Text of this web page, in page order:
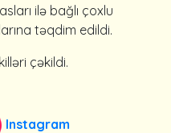
ilə bağlı çoxlu
təqdim edildi.
çəkildi.
Instagram